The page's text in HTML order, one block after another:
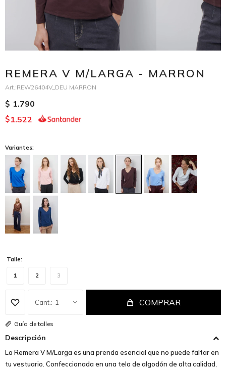
REMERA V M/LARGA - MARRON
REW26404V_DEU MARRON
$ 1.790
$1.522
Variantes:
Talle:
1 2 3
1 COMPRAR
Guía de talles
Descripción
La Remera V M/Larga es una prenda esencial que no puede faltar en
tu vestuario. Confeccionada en una tela de algodón de alta calidad,